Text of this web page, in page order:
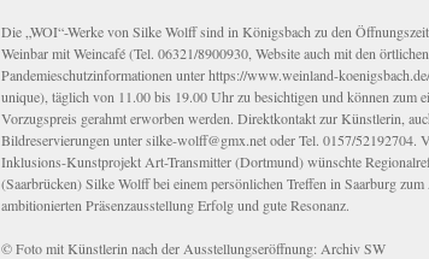
Die „WOI“-Werke von Silke Wolff sind in Königsbach zu den
Weinbar mit Weincafé (Tel. 06321/8900930, Website auch mit den örtlichen
Pandemieschutzinformationen unter https://www.weinland-
unique), täglich von 11.00 bis 19.00 Uhr zu besichtigen und können zum
Vorzugspreis gerahmt erworben werden. Direktkontakt zur Künstlerin,
Bildreservierungen unter silke-wolff@gmx.net oder Tel. 0157/52192704.
Inklusions-Kunstprojekt Art-Transmitter (Dortmund) wünschte
(Saarbrücken) Silke Wolff bei einem persönlichen Treffen in Saarburg
ambitionierten Präsenzausstellung Erfolg und gute Resonanz.
© Foto mit Künstlerin nach der Ausstellungseröffnung: Archiv SW